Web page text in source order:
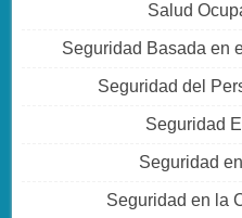
Salud
Seguridad Basada en
Seguridad del
Seguridad
Seguridad
Seguridad en la